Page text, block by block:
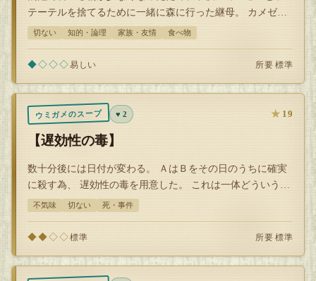
テーテルを捨てるために一緒に森に行った継母。 カメゼル
とラテーテルが気が付くと、一緒にい…
切ない 知的・論理 家族・友情 食べ物
◆◇◇◇易しい 所要 標準
ウミガメのスープ ♥ 2 ★ 19
【遅効性の毒】
数十分後には日付が変わる。 ＡはＢをその日のうちに確実
に殺す為、 遅効性の毒を用意した。 これは一体どういう事
か？
不気味 切ない 死・事件
◆◆◇◇標準 所要 標準